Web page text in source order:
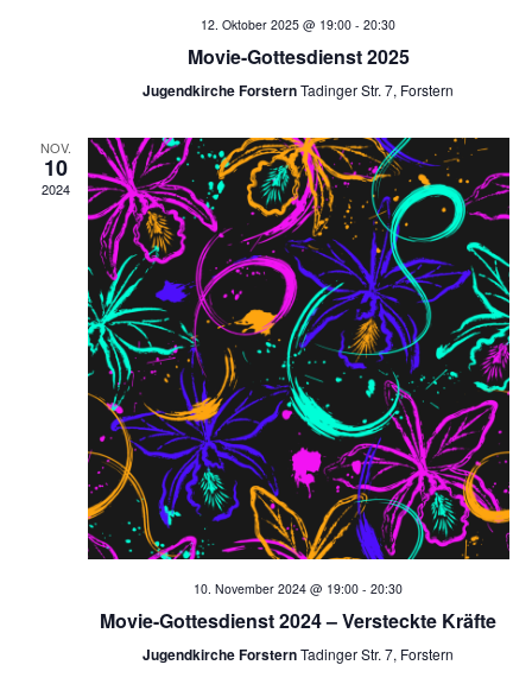
t
i
o
n
12. Oktober 2025 @ 19:00 - 20:30
Movie-Gottesdienst 2025
Jugendkirche ForsternTadinger Str. 7, Forstern
NOV.
10
2024
10. November 2024 @ 19:00 - 20:30
Movie-Gottesdienst 2024 – Versteckte Kräfte
Jugendkirche ForsternTadinger Str. 7, Forstern